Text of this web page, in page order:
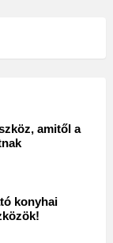
amitől a
konyhai